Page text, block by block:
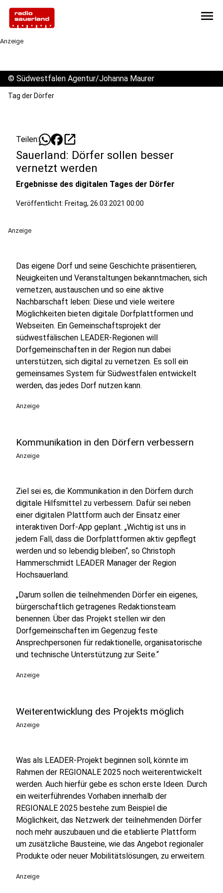
menu
Anzeige
© Südwestfalen Agentur/Johanna Maurer
Tag der Dörfer
Teilen: open_in_new
Sauerland: Dörfer sollen besser
vernetzt werden
Ergebnisse des digitalen Tages der Dörfer
Veröffentlicht: Freitag, 26.03.2021 00:00
Anzeige
Das eigene Dorf und seine Geschichte präsentieren,
Neuigkeiten und Veranstaltungen bekanntmachen, sich
vernetzen, austauschen und so eine aktive
Nachbarschaft leben: Diese und viele weitere
Möglichkeiten bieten digitale Dorfplattformen und
Webseiten. Ein Gemeinschaftsprojekt der
südwestfälischen LEADER-Regionen will
Dorfgemeinschaften in der Region nun dabei
unterstützen, sich digital zu vernetzen. Es soll ein
gemeinsames System für Südwestfalen entwickelt
werden, das jedes Dorf nutzen kann.
Anzeige
Kommunikation in den Dörfern verbessern
Anzeige
Ziel sei es, die Kommunikation in den Dörfern durch
digitale Hilfsmittel zu verbessern. Dafür sei neben
einer digitalen Plattform auch der Einsatz einer
interaktiven Dorf-App geplant. „Wichtig ist uns in
jedem Fall, dass die Dorfplattformen aktiv gepflegt
werden und so lebendig bleiben“, so Christoph
Hammerschmidt LEADER Manager der Region
Hochsauerland.
„Darum sollen die teilnehmenden Dörfer ein eigenes,
bürgerschaftlich getragenes Redaktionsteam
benennen. Über das Projekt stellen wir den
Dorfgemeinschaften im Gegenzug feste
Ansprechpersonen für redaktionelle, organisatorische
und technische Unterstützung zur Seite.“
Anzeige
Weiterentwicklung des Projekts möglich
Anzeige
Was als LEADER-Projekt beginnen soll, könnte im
Rahmen der REGIONALE 2025 noch weiterentwickelt
werden. Auch hierfür gebe es schon erste Ideen. Durch
ein weiterführendes Vorhaben innerhalb der
REGIONALE 2025 bestehe zum Beispiel die
Möglichkeit, das Netzwerk der teilnehmenden Dörfer
noch mehr auszubauen und die etablierte Plattform
um zusätzliche Bausteine, wie das Angebot regionaler
Produkte oder neuer Mobilitätslösungen, zu erweitern.
Anzeige